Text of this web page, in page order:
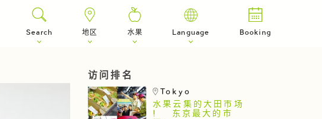
Search 地区 水果 Language Booking
访问排名
Tokyo
水果云集的大田市场
! 东京最大的市